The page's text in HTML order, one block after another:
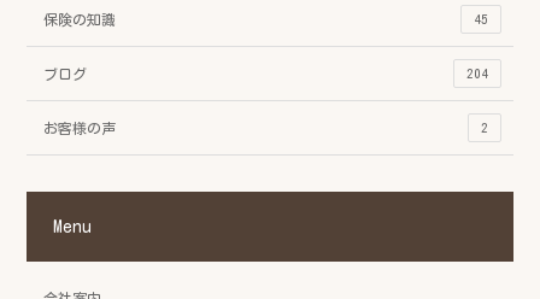
保険の知識 45
ブログ 204
お客様の声 2
Menu